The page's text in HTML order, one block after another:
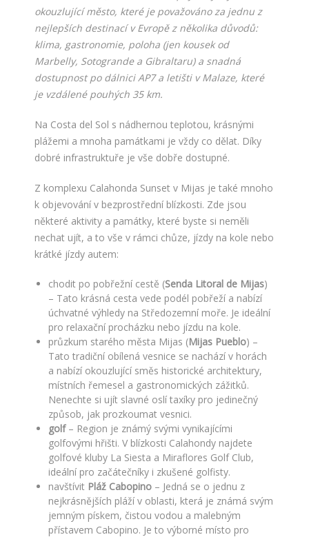
okouzlující město, které je považováno za jednu z
nejlepších destinací v Evropě z několika důvodů:
klima, gastronomie, poloha (jen kousek od
Marbelly, Sotogrande a Gibraltaru) a snadná
dostupnost po dálnici AP7 a letišti v Malaze, které
je vzdálené pouhých 35 km.
Na Costa del Sol s nádhernou teplotou, krásnými
plážemi a mnoha památkami je vždy co dělat. Díky
dobré infrastruktuře je vše dobře dostupné.
Z komplexu Calahonda Sunset v Mijas je také mnoho
k objevování v bezprostřední blízkosti. Zde jsou
některé aktivity a památky, které byste si neměli
nechat ujít, a to vše v rámci chůze, jízdy na kole nebo
krátké jízdy autem:
chodit po pobřežní cestě (Senda Litoral de Mijas)
– Tato krásná cesta vede podél pobřeží a nabízí
úchvatné výhledy na Středozemní moře. Je ideální
pro relaxační procházku nebo jízdu na kole.
průzkum starého města Mijas (Mijas Pueblo) –
Tato tradiční obílená vesnice se nachází v horách
a nabízí okouzlující směs historické architektury,
místních řemesel a gastronomických zážitků.
Nenechte si ujít slavné oslí taxíky pro jedinečný
způsob, jak prozkoumat vesnici.
golf– Region je známý svými vynikajícími
golfovými hřišti. V blízkosti Calahondy najdete
golfové kluby La Siesta a Miraflores Golf Club,
ideální pro začátečníky i zkušené golfisty.
navštívit Pláž Cabopino – Jedná se o jednu z
nejkrásnějších pláží v oblasti, která je známá svým
jemným pískem, čistou vodou a malebným
přístavem Cabopino. Je to výborné místo pro